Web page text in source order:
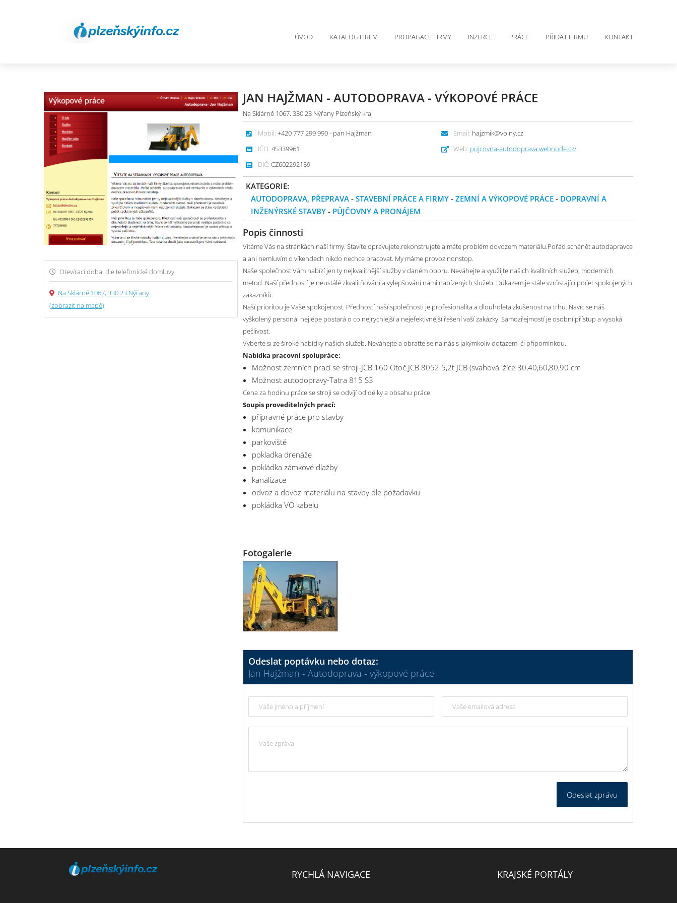
ÚVOD KATALOG FIREM PROPAGACE FIRMY INZERCE PRÁCE PŘIDAT FIRMU KONTAKT
JAN HAJŽMAN - AUTODOPRAVA - VÝKOPOVÉ PRÁCE
Na Sklárně 1067, 330 23 Nýřany Plzeňský kraj
Mobil: +420 777 299 990 - pan Hajžman
IČO: 45339961
DIČ: CZ602292159
Email: hajzmik@volny.cz
Web: pujcovna-autodoprava.webnode.cz/
KATEGORIE:
AUTODOPRAVA, PŘEPRAVA -STAVEBNÍ PRÁCE A FIRMY -ZEMNÍ A VÝKOPOVÉ PRÁCE - DOPRAVNÍ A
INŽENÝRSKÉ STAVBY - PŮJČOVNY A PRONÁJEM
Popis činnosti
Vítáme Vás na stránkách naší firmy. Stavíte,opravujete,rekonstrujete a máte problém dovozem materiálu.Pořád schánět autodapravce
a ani nemluvím o víkendech nikdo nechce pracovat. My máme provoz nonstop.
Naše společnost Vám nabízí jen ty nejkvalitnější služby v daném oboru. Neváhejte a využijte našich kvalitních služeb, moderních
metod. Naší předností je neustálé zkvalitňování a vylepšování námi nabízených služeb. Důkazem je stále vzrůstající počet spokojených
zákazníků.
Naší prioritou je Vaše spokojenost. Předností naší společnosti je profesionalita a dlouholetá zkušenost na trhu. Navíc se náš
vyškolený personál nejlépe postará o co nejrychlejší a nejefektivnější řešení vaší zakázky. Samozřejmostí je osobní přístup a vysoká
pečlivost.
Vyberte si ze široké nabídky našich služeb. Neváhejte a obraťte se na nás s jakýmkoliv dotazem, či připomínkou.
Nabídka pracovní spolupráce:
Možnost zemních prací se stroji-JCB 160 Otoč.JCB 8052 5,2t JCB (svahová lžíce 30,40,60,80,90 cm
Možnost autodopravy-Tatra 815 S3
Cena za hodinu práce se stroji se odvíjí od délky a obsahu práce.
Soupis proveditelných prací:
přípravné práce pro stavby
komunikace
parkoviště
pokladka drenáže
pokládka zámkové dlažby
kanalizace
odvoz a dovoz materiálu na stavby dle požadavku
pokládka VO kabelu
Fotogalerie
Odeslat poptávku nebo dotaz:
Jan Hajžman - Autodoprava - výkopové práce
Odeslat zprávu
Otevírací doba: dle telefonické domluvy
Na Sklárně 1067, 330 23 Nýřany
(zobrazit na mapě)
RYCHLÁ NAVIGACE KRAJSKÉ PORTÁLY